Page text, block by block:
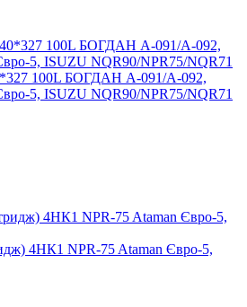
100L БОГДАН А-091/А-092,
5, ISUZU NQR90/NPR75/NQR71
4НК1 NPR-75 Ataman Євро-5,